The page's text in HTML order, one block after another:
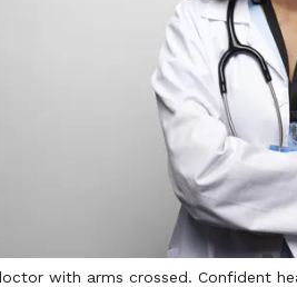
with arms crossed. Confident